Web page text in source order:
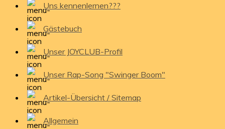
Uns kennenlernen???
Gästebuch
Unser JOYCLUB-Profil
Unser Rap-Song "Swinger Boom"
Artikel-Übersicht / Sitemap
Allgemein